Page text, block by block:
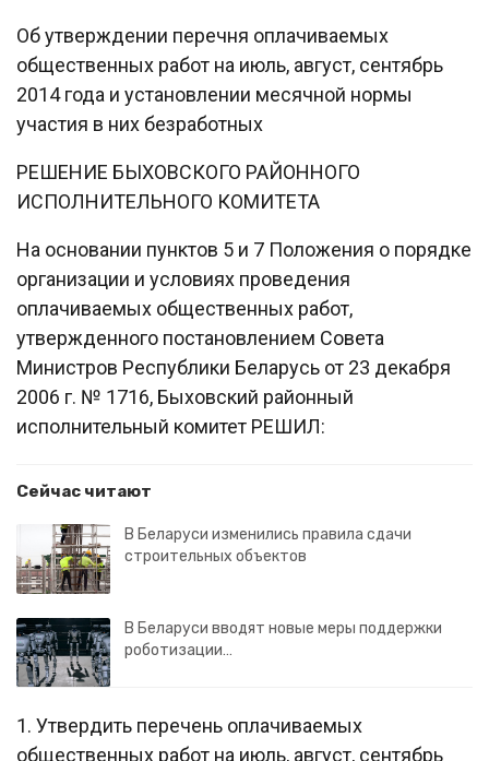
Об утверждении перечня оплачиваемых
общественных работ на июль, август, сентябрь
2014 года и установлении месячной нормы
участия в них безработных
РЕШЕНИЕ БЫХОВСКОГО РАЙОННОГО
ИСПОЛНИТЕЛЬНОГО КОМИТЕТА
На основании пунктов 5 и 7 Положения о порядке
организации и условиях проведения
оплачиваемых общественных работ,
утвержденного постановлением Совета
Министров Республики Беларусь от 23 декабря
2006 г. № 1716, Быховский районный
исполнительный комитет РЕШИЛ:
Сейчас читают
В Беларуси изменились правила сдачи
строительных объектов
В Беларуси вводят новые меры поддержки
роботизации…
1. Утвердить перечень оплачиваемых
общественных работ на июль, август, сентябрь